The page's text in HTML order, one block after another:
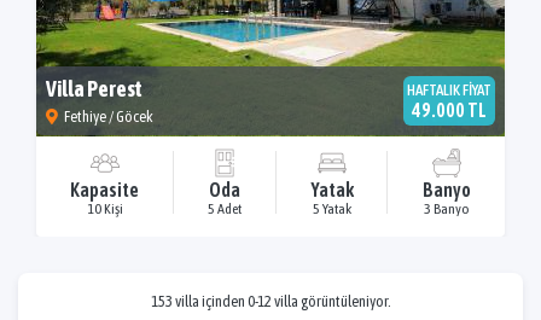
Villa Perest
Fethiye / Göcek
HAFTALIK FİYAT
49.000 TL
Kapasite
10 Kişi
Oda
5 Adet
Yatak
5 Yatak
Banyo
3 Banyo
153 villa içinden 0-12 villa görüntüleniyor.